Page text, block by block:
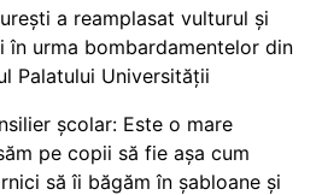
a reamplasat vulturul și
urma bombardamentelor din
Palatului Universității
școlar: Este o mare
pe copii să fie așa cum
să îi băgăm în șabloane și